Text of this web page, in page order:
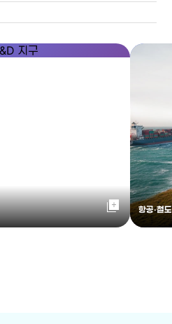
library_add 항공·철